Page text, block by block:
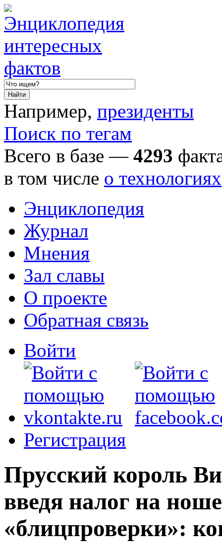
Например, президенты
Поиск по тегам
Всего в базе — 4293
в том числе о технологиях
Энциклопедия
Журнал
Мнения
Зал славы
О проекте
Обратная связь
Войти
Регистрация
Прусский король
введя налог на
«блицпроверки»: